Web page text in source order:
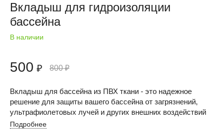
Вкладыш для гидроизоляции
бассейна
В наличии
500 ₽ 800₽
Вкладыш для бассейна из ПВХ ткани - это надежное
решение для защиты вашего бассейна от загрязнений,
ультрафиолетовых лучей и других внешних воздействий
Подробнее